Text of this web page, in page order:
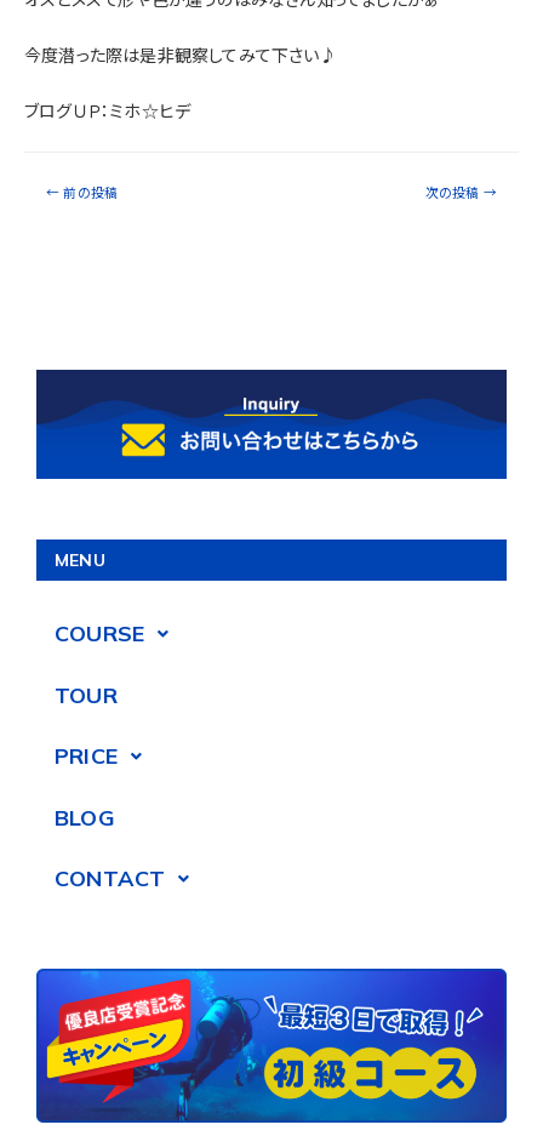
今度潜った際は是非観察してみて下さい♪
ブログＵＰ：ミホ☆ヒデ
← 前の投稿 次の投稿 →
MENU
COURSE
TOUR
PRICE
BLOG
CONTACT